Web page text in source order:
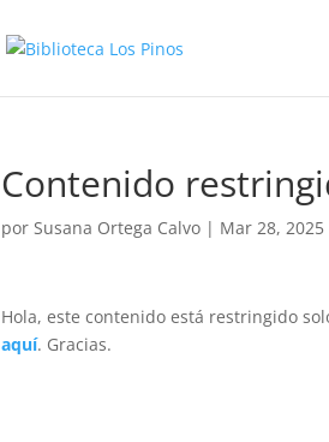
Contenido
porSusana Ortega Calvo | Mar 28, 2025
Hola, este contenido está restringido
aquí. Gracias.